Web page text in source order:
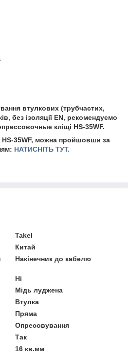
втулкових (трубчастих,
без ізоляції EN, рекомендуємо
кліщі HS-35WF.
HS-35WF, можна пройшовши за
НАТИСНІТЬ ТУТ.
Takel
Китай
Накінечник до кабелю
Ні
Мідь луджена
Втулка
Пряма
Опресовування
Так
16 кв.мм